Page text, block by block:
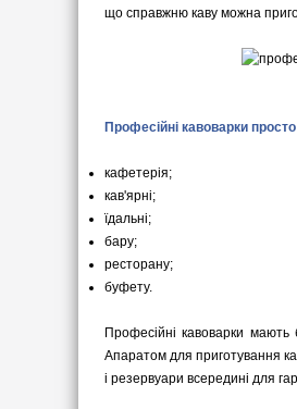
що справжню каву можна
Професійні кавоварки
кафетерія;
кав'ярні;
їдальні;
бару;
ресторану;
буфету.
Професійні кавоварки мають
Апаратом для приготування
і резервуари всередині для